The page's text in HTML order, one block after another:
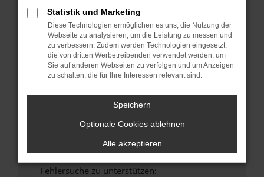
Stelle sicher, dass dein Browser und dein
Betriebssystem auf dem neuesten Stand
sind.
Veraltete Software birgt nicht nur ein
Sicherheitsrisiko, sondern kann auch dazu
führen, dass bestimmte Funktionen nicht mehr
Wende dich an den Webseitenbetreiber.
Wenn du alle oben genannten Schritte versucht
hast, kontaktiere uns bitte. Wir werden
versuchen, das Problem zu beheben. Du kannst
uns diesen Text schicken, um uns bei der
Fehlersuche zu unterstützen:
Statistik und Marketing
Diese Technologien ermöglichen es uns, die Nutzung der
Webseite zu analysieren, um die Leistung zu messen und
zu verbessern. Zudem werden Technologien eingesetzt,
die von dritten Werbetreibenden verwendet werden, um
Sie auf anderen Webseiten zu verfolgen und um Anzeigen
zu schalten, die für Ihre Interessen relevant sind.
Speichern
Optionale Cookies ablehnen
Alle akzeptieren